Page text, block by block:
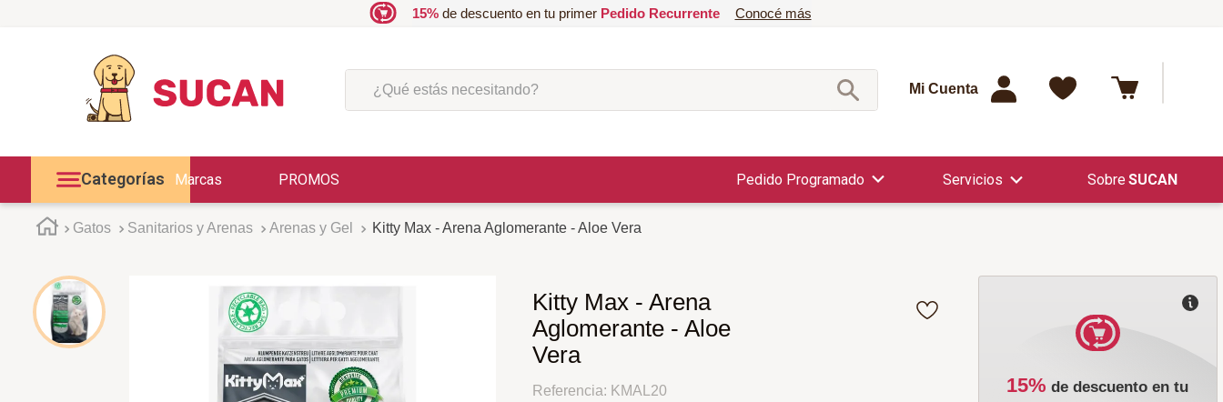
15%de descuento en tu primer Pedido Recurrente Conocé más
¿Qué estás necesitando?
Mi Cuenta
Categorías Marcas PROMOS Pedido Programado Servicios SUCAN
Gatos Sanitarios y Arenas Arenas y Gel Kitty Max - Arena Aglomerante - Aloe Vera
Kitty Max - Arena
Aglomerante - Aloe
Vera
Referencia: KMAL20 15% de descuento en tu